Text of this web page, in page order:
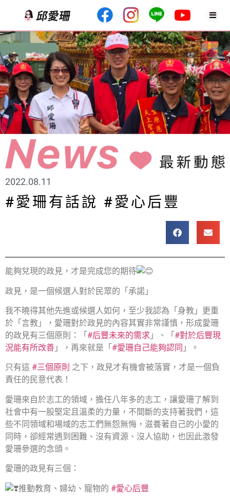
2022.08.11
#愛珊有話說 #愛心后豐
能夠兌現的政見，才是完成您的期待
政見，是一個候選人對於民眾的「承諾」
我不曉得其他先進或候選人如何，至少我認為「身教」更重
於「言教」，愛珊對於政見的內容其實非常謹慎，形成愛珊
的政見有三個原則：「 #后豐未來的需求 」、「 #對於后豐現
況能有所改善 」，再來就是「 #愛珊自己能夠認同 」。
只有這 #三個原則 之下，政見才有機會被落實，才是一個負
責任的民意代表！
愛珊來自於志工的領域，擔任八年多的志工，讓愛珊了解到
社會中有一股堅定且溫柔的力量，不間斷的支持著我們，這
些不同領域和場域的志工們無怨無悔，滋養著自己的小愛的
同時，卻經常遇到困難、沒有資源、沒人協助，也因此激發
愛珊參選的念頭。
愛珊的政見有三個：
推動教育、婦幼、寵物的 #愛心后豐